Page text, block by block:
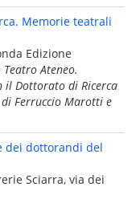
Memorie teatrali
Edizione
Ateneo.
il Dottorato di Ricerca
Ferruccio Marotti e
dei dottorandi del
Sciarra, via dei